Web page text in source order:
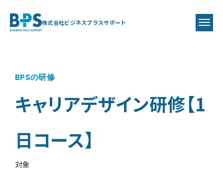
株式会社ビジネスプラスサポート
BPSの研修
キャリアデザイン研修【1
日コース】
対象